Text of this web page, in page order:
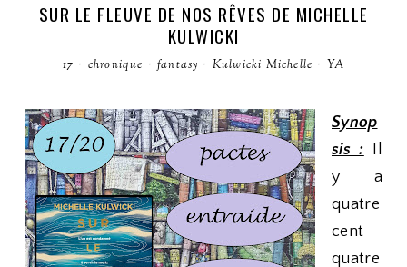
SUR LE FLEUVE DE NOS RÊVES DE MICHELLE
KULWICKI
17 · chronique · fantasy · Kulwicki Michelle · YA
Synop
sis : Il
y a
quatre
cent
quatre